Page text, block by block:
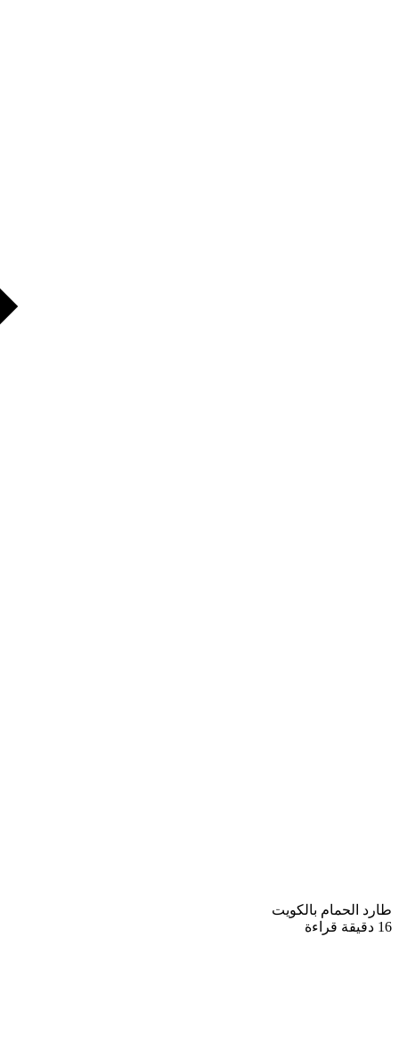
طارد الحمام بالكويت
16 دقيقة قراءة